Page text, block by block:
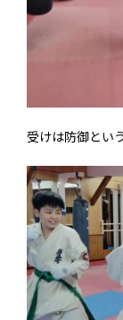
受けは防御とい